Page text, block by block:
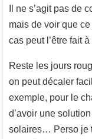
Il ne s’agit pas de
mais de voir que
cas peut l’être fait
Reste les jours
on peut décaler
exemple, pour le
d’avoir une
solaires… Perso je